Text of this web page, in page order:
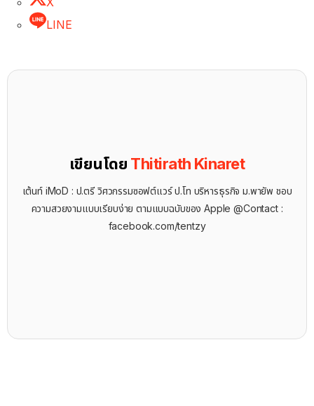
LINE
เขียนโดย Thitirath Kinaret
เต้นท์ iMoD : ป.ตรี วิศวกรรมซอฟต์แวร์ ป.โท บริหารธุรกิจ ม.พายัพ ชอบ
ความสวยงามแบบเรียบง่าย ตามแบบฉบับของ Apple @Contact :
facebook.com/tentzy